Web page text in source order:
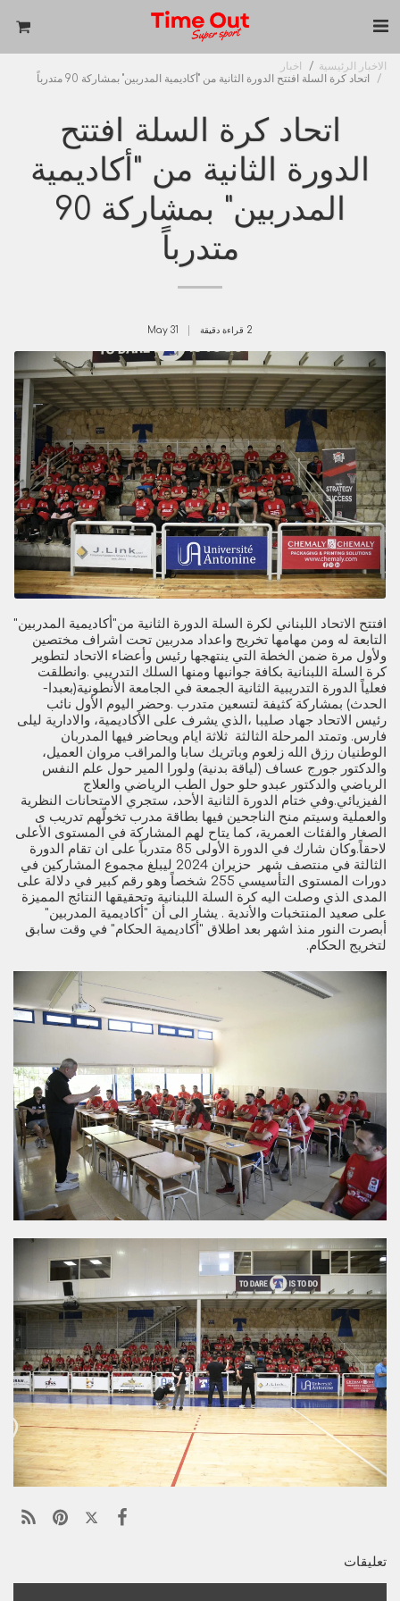
الاخبار الرئيسية
اخبار
اتحاد كرة السلة افتتح الدورة الثانية من "أكاديمية المدربين" بمشاركة 90 متدرباً
اتحاد كرة السلة افتتح
الدورة الثانية من "أكاديمية
المدربين" بمشاركة 90
متدرباً
2 قراءة دقيقة 31
May
افتتح الاتحاد اللبناني لكرة السلة الدورة الثانية من"أكاديمية المدربين"
التابعة له ومن مهامها تخريج واعداد مدربين تحت اشراف مختصين
ولأول مرة ضمن الخطة التي ينتهجها رئيس وأعضاء الاتحاد لتطوير
كرة السلة اللبنانية بكافة جوانبها ومنها السلك التدريبي .وانطلقت
فعلياً الدورة التدريبية الثانية الجمعة في الجامعة الأنطونية(بعبدا-
الحدث) بمشاركة كثيفة لتسعين متدرب .وحضر اليوم الأول نائب
رئيس الاتحاد جهاد صليبا ،الذي يشرف على الأكاديمية، والادارية ليلى
فارس. وتمتد المرحلة الثالثة ثلاثة ايام ويحاضر فيها المدربان
الوطنيان رزق الله زلعوم وباتريك سابا والمراقب مروان العميل،
والدكتور جورج عساف (لياقة بدنية) ولورا المير حول علم النفس
الرياضي والدكتور عبدو حلو حول الطب الرياضي والعلاج
الفيزيائي.وفي ختام الدورة الثانية الأحد، ستجري الامتحانات النظرية
والعملية وسيتم منح الناجحين فيها بطاقة مدرب تخولّهم تدريب ى
الصغار والفئات العمرية، كما يتاح لهم المشاركة في المستوى الأعلى
لاحقاً.وكان شارك في الدورة الأولى 85 متدرباً على ان تقام الدورة
الثالثة في منتصف شهر حزيران 2024 ليبلغ مجموع المشاركين في
دورات المستوى التأسيسي 255 شخصاً وهو رقم كبير في دلالة على
المدى الذي وصلت اليه كرة السلة اللبنانية وتحقيقها النتائج المميزة
على صعيد المنتخبات والأندية . يشار الى أن "أكاديمية المدربين"
أبصرت النور منذ اشهر بعد اطلاق "أكاديمية الحكام" في وقت سابق
لتخريج الحكام.
تعليقات